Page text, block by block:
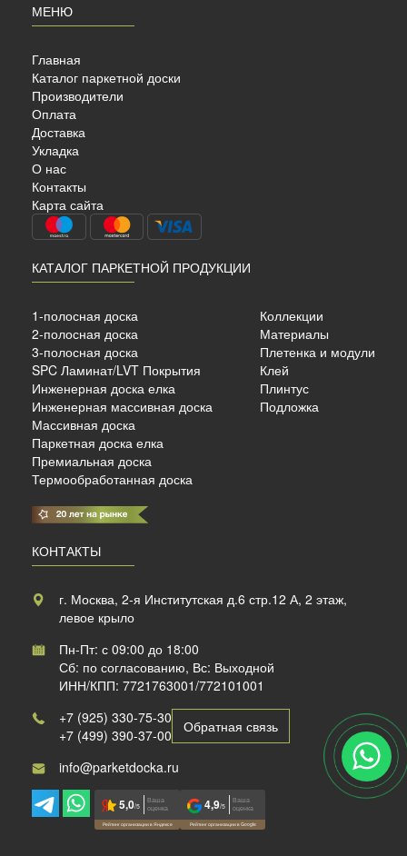
м²
МЕНЮ
Главная
Каталог паркетной доски
Производители
Оплата
Доставка
Укладка
О нас
Контакты
Карта сайта
КАТАЛОГ ПАРКЕТНОЙ ПРОДУКЦИИ
1-полосная доска
2-полосная доска
3-полосная доска
SPC Ламинат/LVT Покрытия
Инженерная доска елка
Инженерная массивная доска
Массивная доска
Паркетная доска елка
Премиальная доска
Термообработанная доска
Коллекции
Материалы
Плетенка и модули
Клей
Плинтус
Подложка
КОНТАКТЫ
г. Москва, 2-я Институтская д.6 стр.12 А, 2 этаж,
левое крыло
Пн-Пт: с 09:00 до 18:00
Сб: по согласованию, Вс: Выходной
ИНН/КПП: 7721763001/772101001
+7 (925) 330-75-30
+7 (499) 390-37-00
Обратная связь
info@parketdocka.ru
5,0/5
Ваша
оценка
Рейтинг организации в Яндексе
4,9/5
Ваша
оценка
Рейтинг организации в Google